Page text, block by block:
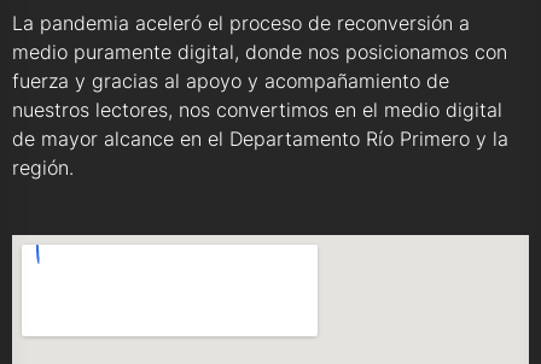
La pandemia aceleró el proceso de reconversión a
medio puramente digital, donde nos posicionamos con
fuerza y gracias al apoyo y acompañamiento de
nuestros lectores, nos convertimos en el medio digital
de mayor alcance en el Departamento Río Primero y la
región.